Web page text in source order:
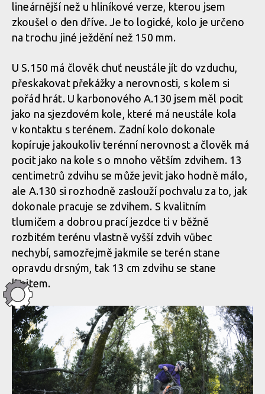
Atherton A130
Atherton A130
lineárnější než u hliníkové verze, kterou jsem
zkoušel o den dříve. Je to logické, kolo je určeno
na trochu jiné ježdění než 150 mm.
U S.150 má člověk chuť neustále jít do vzduchu,
přeskakovat překážky a nerovnosti, s kolem si
pořád hrát. U karbonového A.130 jsem měl pocit
jako na sjezdovém kole, které má neustále kola
v kontaktu s terénem. Zadní kolo dokonale
kopíruje jakoukoliv terénní nerovnost a člověk má
pocit jako na kole s o mnoho větším zdvihem. 13
centimetrů zdvihu se může jevit jako hodně málo,
ale A.130 si rozhodně zaslouží pochvalu za to, jak
dokonale pracuje se zdvihem. S kvalitním
tlumičem a dobrou prací jezdce ti v běžně
rozbitém terénu vlastně vyšší zdvih vůbec
nechybí, samozřejmě jakmile se terén stane
opravdu drsným, tak 13 cm zdvihu se stane
limitem.